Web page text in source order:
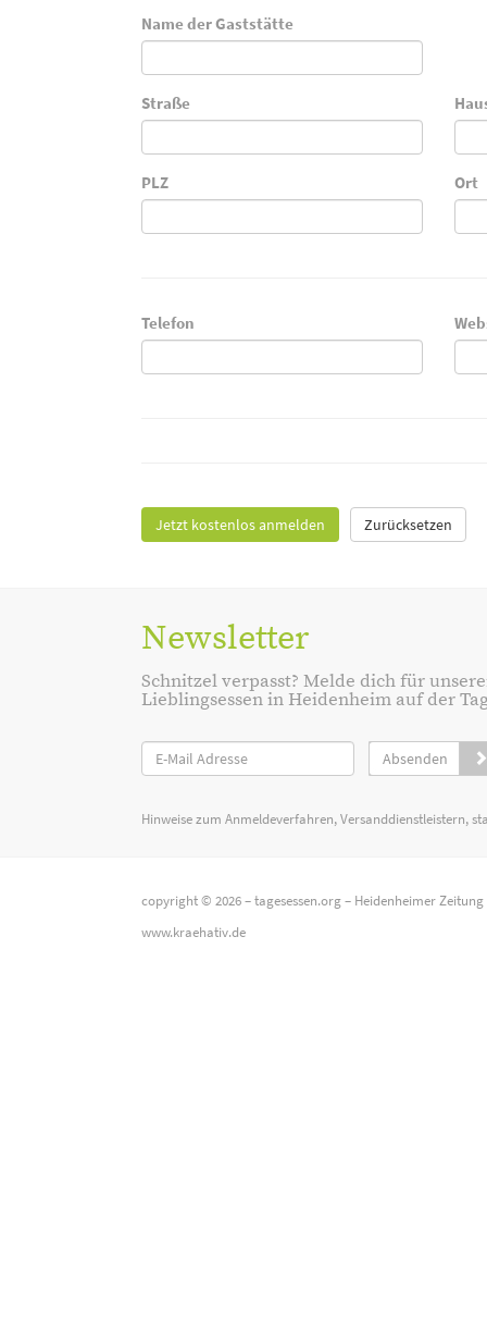
Name der Gaststätte
Straße
PLZ Ort
Telefon
Jetzt kostenlos anmelden Zurücksetzen
Newsletter
Schnitzel verpasst? Melde dich für
Lieblingsessen in Heidenheim auf der
Absenden
Hinweise zum Anmeldeverfahren, Versanddienstleistern,
copyright © 2026 –tagesessen.org– Heidenheimer Zeitung
www.kraehativ.de